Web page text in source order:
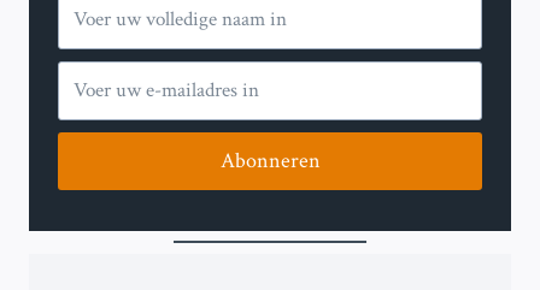
Abonneren